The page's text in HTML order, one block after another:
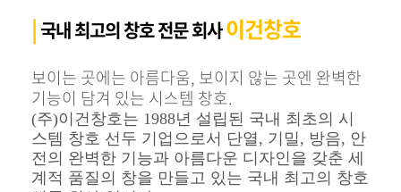
|국내 최고의 창호 전문 회사이건창호
보이는 곳에는 아름다움, 보이지 않는 곳엔 완벽한
기능이 담겨 있는 시스템 창호.
(주)이건창호는 1988년 설립된 국내 최초의 시
스템 창호 선두 기업으로서 단열, 기밀, 방음, 안
전의 완벽한 기능과 아름다운 디자인을 갖춘 세
계적 품질의 창을 만들고 있는 국내 최고의 창호